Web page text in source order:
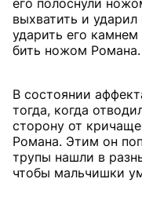
его полоснули
выхватить и
ударить его камнем
бить ножом Романа.
В состоянии
тогда, когда
сторону от
Романа. Этим он
трупы нашли в
чтобы мальчишки